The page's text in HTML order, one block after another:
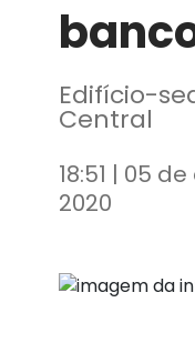
Edifício-
Central
18:51 | 05
2020